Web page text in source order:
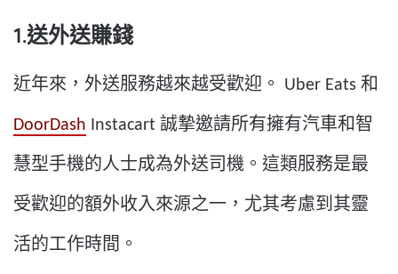
1.送外送賺錢
近年來，外送服務越來越受歡迎。 Uber Eats 和
DoorDash Instacart 誠摯邀請所有擁有汽車和智
慧型手機的人士成為外送司機。這類服務是最
受歡迎的額外收入來源之一，尤其考慮到其靈
活的工作時間。